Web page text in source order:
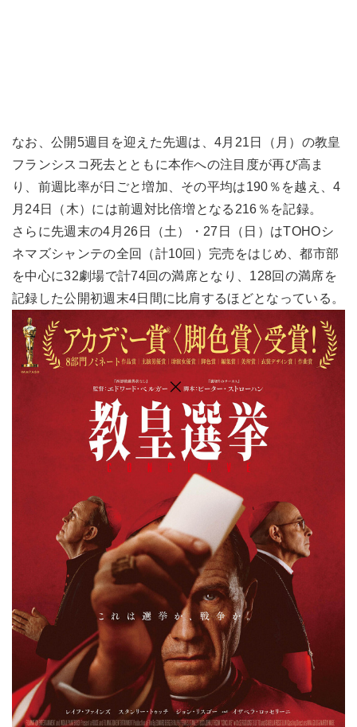
なお、公開5週目を迎えた先週は、4月21日（月）の教皇
フランシスコ死去とともに本作への注目度が再び高ま
り、前週比率が日ごと増加、その平均は190％を越え、4
月24日（木）には前週対比倍増となる216％を記録。
さらに先週末の4月26日（土）・27日（日）はTOHOシ
ネマズシャンテの全回（計10回）完売をはじめ、都市部
を中心に32劇場で計74回の満席となり、128回の満席を
記録した公開初週末4日間に比肩するほどとなっている。